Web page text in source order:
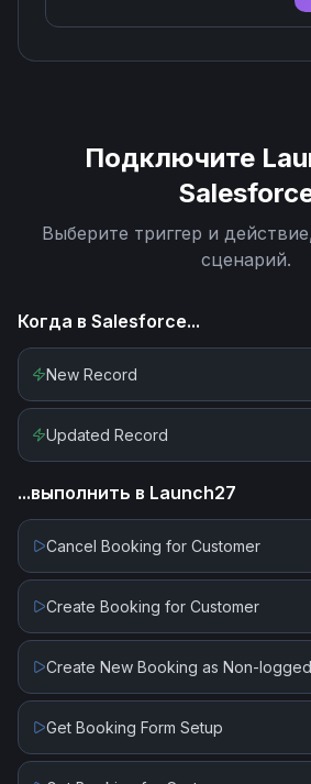
Подключите
Выберите триггер и
сценарий.
Когда в Salesforce...
New Record
Updated Record
...выполнить в Launch27
Cancel Booking for Customer
Create Booking for Customer
Create New Booking as Non-
Get Booking Form Setup